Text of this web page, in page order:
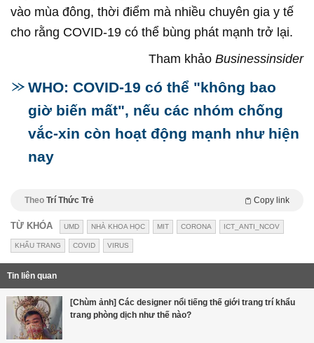
vào mùa đông, thời điểm mà nhiều chuyên gia y tế
cho rằng COVID-19 có thể bùng phát mạnh trở lại.
Tham khảo Businessinsider
WHO: COVID-19 có thể "không bao
giờ biến mất", nếu các nhóm chống
vắc-xin còn hoạt động mạnh như hiện
nay
Theo Trí Thức Trẻ Copy link
TỪ KHÓA UMD NHÀ KHOA HỌC MIT CORONA ICT_ANTI_NCOV
KHẨU TRANG COVID VIRUS
Tin liên quan
[Chùm ảnh] Các designer nổi tiếng thế giới trang trí khẩu
trang phòng dịch như thế nào?